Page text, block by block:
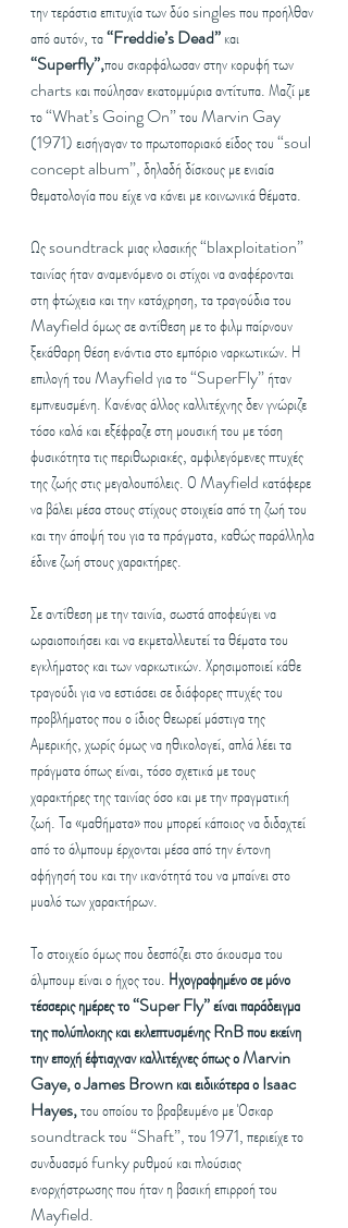
την τεράστια επιτυχία των δύο singles που προήλθαν
από αυτόν, τα “Freddie’s Dead” και
“Superfly”,που σκαρφάλωσαν στην κορυφή των
charts και πούλησαν εκατομμύρια αντίτυπα. Μαζί με
το “What’s Going On” του Marvin Gay
(1971) εισήγαγαν το πρωτοποριακό είδος του “soul
concept album”, δηλαδή δίσκους με ενιαία
θεματολογία που είχε να κάνει με κοινωνικά θέματα.
Ως soundtrack μιας κλασικής “blaxploitation”
ταινίας ήταν αναμενόμενο οι στίχοι να αναφέρονται
στη φτώχεια και την κατάχρηση, τα τραγούδια του
Mayfield όμως σε αντίθεση με το φιλμ παίρνουν
ξεκάθαρη θέση ενάντια στο εμπόριο ναρκωτικών. Η
επιλογή του Mayfield για το “SuperFly” ήταν
εμπνευσμένη. Κανένας άλλος καλλιτέχνης δεν γνώριζε
τόσο καλά και εξέφραζε στη μουσική του με τόση
φυσικότητα τις περιθωριακές, αμφιλεγόμενες πτυχές
της ζωής στις μεγαλουπόλεις. Ο Mayfield κατάφερε
να βάλει μέσα στους στίχους στοιχεία από τη ζωή του
και την άποψή του για τα πράγματα, καθώς παράλληλα
έδινε ζωή στους χαρακτήρες.
Σε αντίθεση με την ταινία, σωστά αποφεύγει να
ωραιοποιήσει και να εκμεταλλευτεί τα θέματα του
εγκλήματος και των ναρκωτικών. Χρησιμοποιεί κάθε
τραγούδι για να εστιάσει σε διάφορες πτυχές του
προβλήματος που ο ίδιος θεωρεί μάστιγα της
Αμερικής, χωρίς όμως να ηθικολογεί, απλά λέει τα
πράγματα όπως είναι, τόσο σχετικά με τους
χαρακτήρες της ταινίας όσο και με την πραγματική
ζωή. Τα «μαθήματα» που μπορεί κάποιος να διδαχτεί
από το άλμπουμ έρχονται μέσα από την έντονη
αφήγησή του και την ικανότητά του να μπαίνει στο
μυαλό των χαρακτήρων.
Το στοιχείο όμως που δεσπόζει στο άκουσμα του
άλμπουμ είναι ο ήχος του. Ηχογραφημένο σε μόνο
τέσσερις ημέρες το “Super Fly” είναι παράδειγμα
της πολύπλοκης και εκλεπτυσμένης RnB που εκείνη
την εποχή έφτιαχναν καλλιτέχνες όπως ο Marvin
Gaye, ο James Brown και ειδικότερα ο Isaac
Hayes, του οποίου το βραβευμένο με Όσκαρ
soundtrack του “Shaft”, του 1971, περιείχε το
συνδυασμό funky ρυθμού και πλούσιας
ενορχήστρωσης που ήταν η βασική επιρροή του
Mayfield.